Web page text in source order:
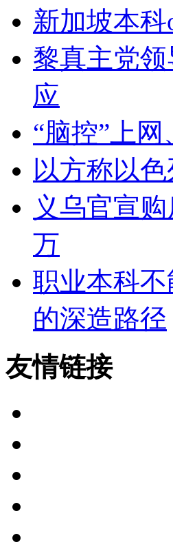
新加坡本科
黎真主党
应
“脑控”上
以方称以
义乌官宣
万
职业本科
的深造路径
友情链接